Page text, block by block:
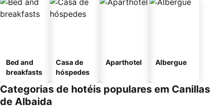
Bed and
breakfasts
Casa de
hóspedes
Aparthotel Albergue
Categorias de hotéis populares em Canillas
de Albaida